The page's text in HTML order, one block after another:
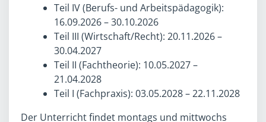
Teil IV (Berufs- und Arbeitspädagogik):
16.09.2026 – 30.10.2026
Teil III (Wirtschaft/Recht): 20.11.2026 –
30.04.2027
Teil II (Fachtheorie): 10.05.2027 –
21.04.2028
Teil I (Fachpraxis): 03.05.2028 – 22.11.2028
Der Unterricht findet montags und mittwochs